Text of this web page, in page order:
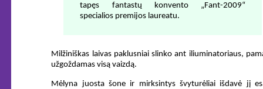
tapęs fantastų konvento „Fant-2009“
specialios premijos laureatu.
Milžiniškas laivas paklusniai slinko ant iliuminatoriaus,
užgoždamas visą vaizdą.
Mėlyna juosta šone ir mirksintys švyturėliai išdavė jį